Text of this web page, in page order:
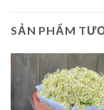
SẢN PHẨM